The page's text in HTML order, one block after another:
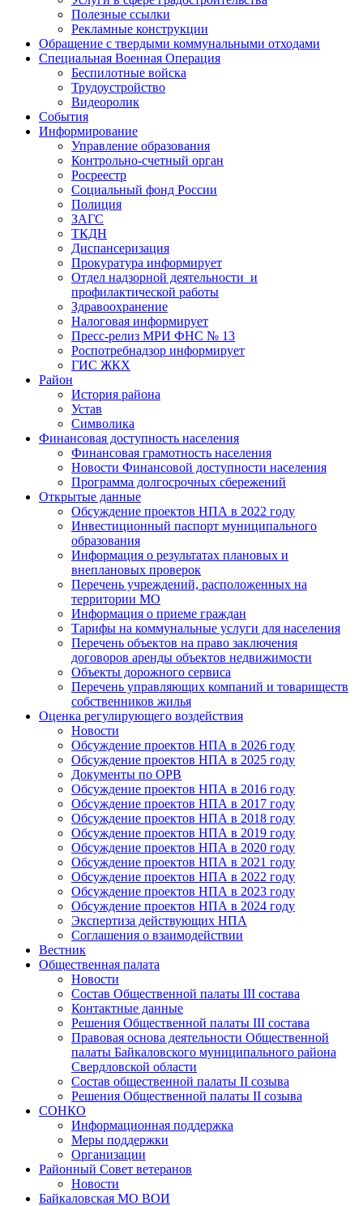
Полезные ссылки
Рекламные конструкции
Обращение с твердыми коммунальными отходами
Специальная Военная Операция
Беспилотные войска
Трудоустройство
Видеоролик
События
Информирование
Управление образования
Контрольно-счетный орган
Росреестр
Социальный фонд России
Полиция
ЗАГС
ТКДН
Диспансеризация
Прокуратура информирует
Отдел надзорной деятельности и
профилактической работы
Здравоохранение
Налоговая информирует
Пресс-релиз МРИ ФНС № 13
Роспотребнадзор информирует
ГИС ЖКХ
Район
История района
Устав
Символика
Финансовая доступность населения
Финансовая грамотность населения
Новости Финансовой доступности населения
Программа долгосрочных сбережений
Открытые данные
Обсуждение проектов НПА в 2022 году
Инвестиционный паспорт муниципального
образования
Информация о результатах плановых и
внеплановых проверок
Перечень учреждений, расположенных на
территории МО
Информация о приеме граждан
Тарифы на коммунальные услуги для населения
Перечень объектов на право заключения
договоров аренды объектов недвижимости
Объекты дорожного сервиса
Перечень управляющих компаний и товариществ
собственников жилья
Оценка регулирующего воздействия
Новости
Обсуждение проектов НПА в 2026 году
Обсуждение проектов НПА в 2025 году
Документы по ОРВ
Обсуждение проектов НПА в 2016 году
Обсуждение проектов НПА в 2017 году
Обсуждение проектов НПА в 2018 году
Обсуждение проектов НПА в 2019 году
Обсуждение проектов НПА в 2020 году
Обсуждение проектов НПА в 2021 году
Обсуждение проектов НПА в 2022 году
Обсуждение проектов НПА в 2023 году
Обсуждение проектов НПА в 2024 году
Экспертиза действующих НПА
Соглашения о взаимодействии
Вестник
Общественная палата
Новости
Состав Общественной палаты III состава
Контактные данные
Решения Общественной палаты III состава
Правовая основа деятельности Общественной
палаты Байкаловского муниципального района
Свердловской области
Состав общественной палаты II созыва
Решения Общественной палаты II созыва
СОНКО
Информационная поддержка
Меры поддержки
Организации
Районный Совет ветеранов
Новости
Байкаловская МО ВОИ